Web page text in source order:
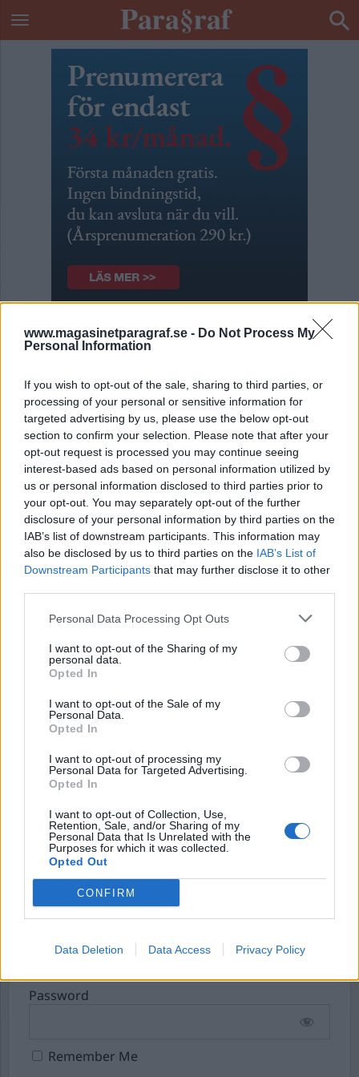
www.magasinetparagraf.se - Do Not Process My
Personal Information
If you wish to opt-out of the sale, sharing to third parties, or
processing of your personal or sensitive information for
targeted advertising by us, please use the below opt-out
section to confirm your selection. Please note that after your
opt-out request is processed you may continue seeing
interest-based ads based on personal information utilized by
us or personal information disclosed to third parties prior to
your opt-out. You may separately opt-out of the further
disclosure of your personal information by third parties on the
IAB’s list of downstream participants. This information may
also be disclosed by us to third parties on the IAB’s List of
Downstream Participants that may further disclose it to other
Personal Data Processing Opt Outs
I want to opt-out of the Sharing of my
personal data.
Opted In
I want to opt-out of the Sale of my
Personal Data.
Opted In
I want to opt-out of processing my
Personal Data for Targeted Advertising.
Opted In
I want to opt-out of Collection, Use,
Retention, Sale, and/or Sharing of my
Personal Data that Is Unrelated with the
Purposes for which it was collected.
Opted Out
CONFIRM
Data Deletion Data Access Privacy Policy
Därför företräder jag en
Publicerad 2015-08-30
Tidigare i år tillfrågades jag och accepterade
att företräda en kommunpolitiker i Ludvika,
Pär Öberg, i ett mål i Falu tingsrätt om hets
mot folkgrupp. Inför huvudförhandlingen har
målet rönt stor massmedial uppmärksamhet.
Detta då Öberg även sitter i riksledningen för
den nationalsocialistiska organisationen SMR
Advokat Sargon De Basso är en av landets mest
anlitade försvarsadvokater och har företrätt flera
kän...
Börja prenumerera för att läsa detta innehåll.
Starta din prenumeration
Eller logga in på ditt konto nedan:
Password
Remember Me